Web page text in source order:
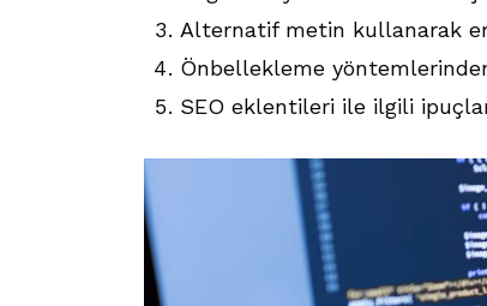
Alternatif metin kullanarak
Önbellekleme
SEO eklentileri ile ilgili